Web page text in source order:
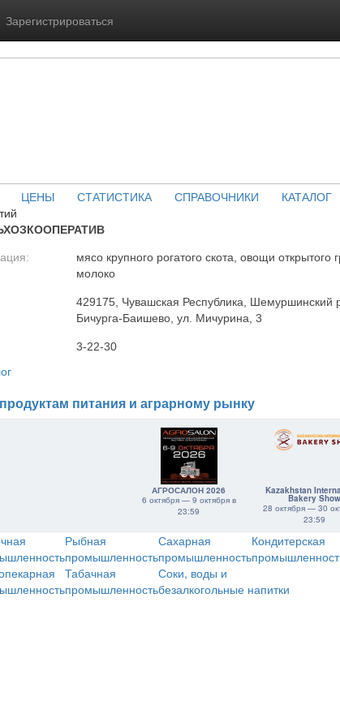
Зарегистрироваться
ЦЕНЫ СТАТИСТИКА СПРАВОЧНИКИ КАТАЛОГ
мясо крупного рогатого скота, овощи открытого
молоко
429175, Чувашская Республика, Шемуршинский
Бичурга-Баишево, ул. Мичурина, 3
3-22-30
питания и аграрному рынку
АГРОСАЛОН 2026
6 октября — 9 октября в
23:59
Kazakhstan
Bakery Show
28 октября — 30
23:59
Рыбная
промышленность
Сахарная
промышленность
Кондитерская
Табачная
промышленность
Соки, воды и
безалкогольные напитки